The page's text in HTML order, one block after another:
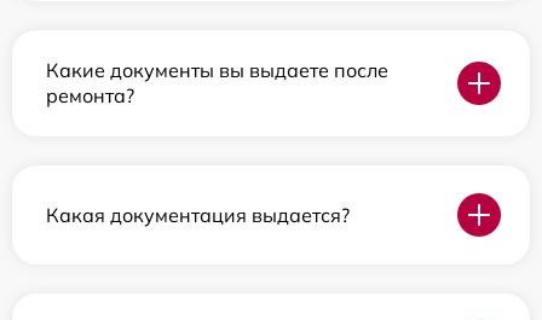
Какие документы вы выдаете после
ремонта?
Какая документация выдается?